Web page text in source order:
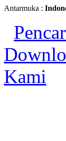
Antarmuka :
Kami